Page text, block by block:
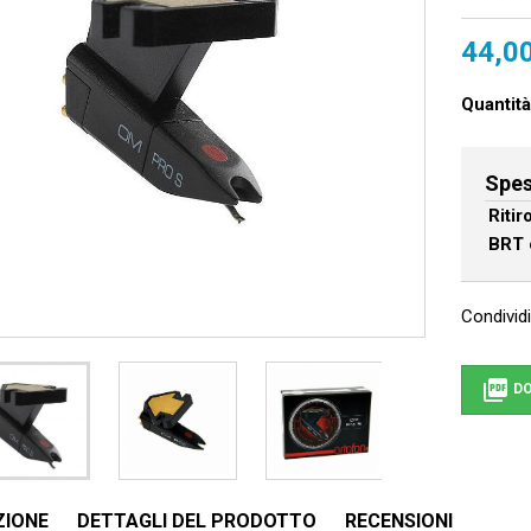
Quantità
Condividi

DETTAGLI DEL PRODOTTO RECENSIONI